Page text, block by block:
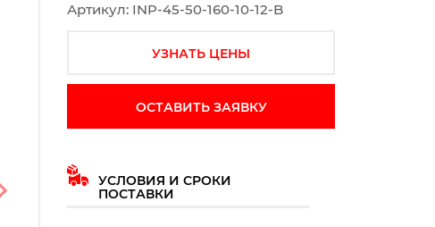
Следующий слайд
Артикул: INP-45-50-160-10-12-B
УЗНАТЬ ЦЕНЫ
ОСТАВИТЬ ЗАЯВКУ
УСЛОВИЯ И СРОКИ
ПОСТАВКИ